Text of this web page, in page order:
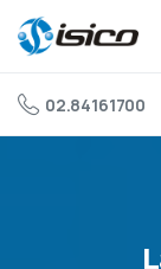
02.84161700